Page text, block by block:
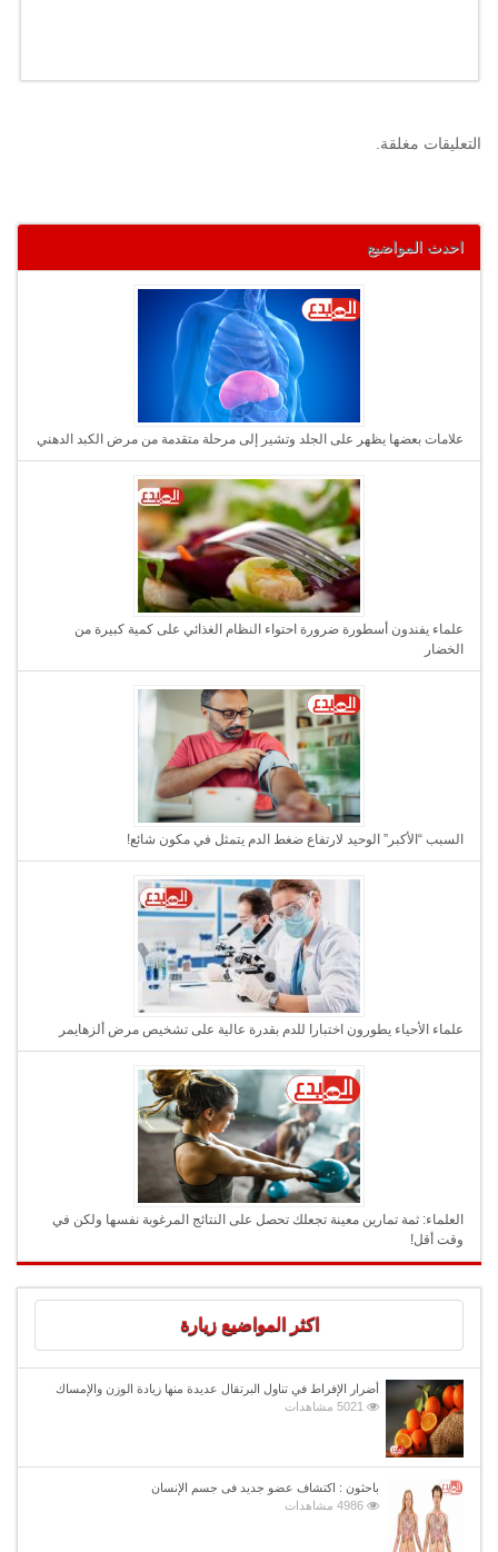
التعليقات مغلقة.
احدث المواضيع
علامات بعضها يظهر على الجلد وتشير إلى مرحلة متقدمة من مرض الكبد الدهني
علماء يفندون أسطورة ضرورة احتواء النظام الغذائي على كمية كبيرة من
الخضار
السبب “الأكبر” الوحيد لارتفاع ضغط الدم يتمثل في مكون شائع!
علماء الأحياء يطورون اختبارا للدم بقدرة عالية على تشخيص مرض ألزهايمر
العلماء: ثمة تمارين معينة تجعلك تحصل على النتائج المرغوبة نفسها ولكن في
وقت أقل!
اكثر المواضيع زيارة
أضرار الإفراط في تناول البرتقال عديدة منها زيادة الوزن والإمساك
5021 مشاهدات
باحثون : اكتشاف عضو جديد فى جسم الإنسان
4986 مشاهدات